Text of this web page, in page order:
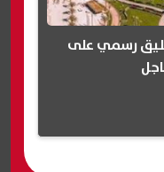
أول تعليق رسمي على